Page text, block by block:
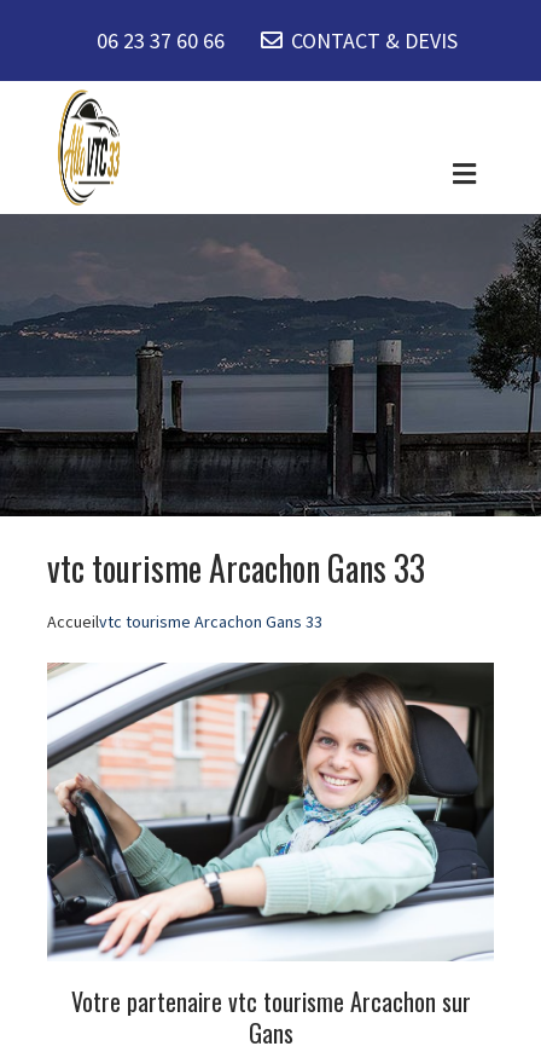
06 23 37 60 66 CONTACT & DEVIS
vtc tourisme Arcachon Gans 33
Accueilvtc tourisme Arcachon Gans 33
Votre partenaire vtc tourisme Arcachon sur
Gans